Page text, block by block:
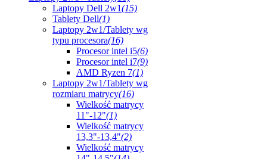
Laptopy Dell 2w1(15)
Tablety Dell(1)
Laptopy 2w1/Tablety wg
typu procesora(16)
Procesor intel i5(6)
Procesor intel i7(9)
AMD Ryzen 7(1)
Laptopy 2w1/Tablety wg
rozmiaru matrycy(16)
Wielkość matrycy
11"-12"(1)
Wielkość matrycy
13,3"-13,4"(2)
Wielkość matrycy